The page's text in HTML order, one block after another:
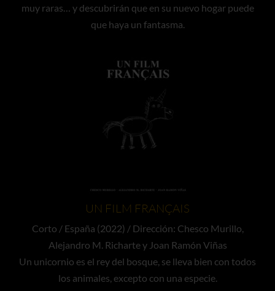
muy raras… y descubrirán que en su nuevo hogar puede
que haya un fantasma.
UN FILM FRANÇAIS
Corto / España (2022) / Dirección: Chesco Murillo,
Alejandro M. Richarte y Joan Ramón Viñas
Un unicornio es el rey del bosque, se lleva bien con todos
los animales, excepto con una especie.